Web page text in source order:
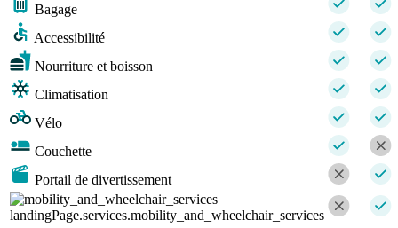
Bagage
Accessibilité
Nourriture et boisson
Climatisation
Vélo
Couchette
Portail de divertissement
landingPage.services.mobility_and_wheelchair_services